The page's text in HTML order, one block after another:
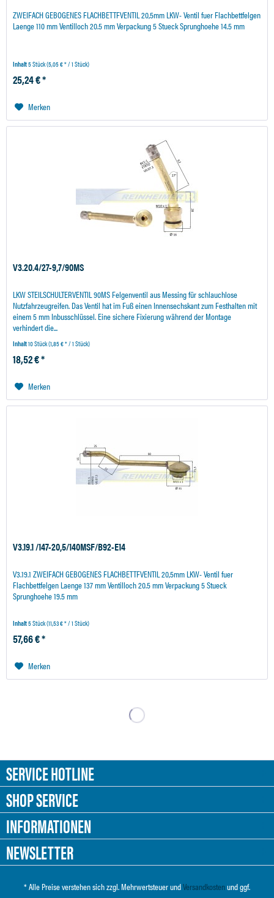
ZWEIFACH GEBOGENES FLACHBETTFVENTIL 20,5mm LKW- Ventil fuer Flachbettfelgen
Laenge 110 mm Ventilloch 20.5 mm Verpackung 5 Stueck Sprunghoehe 14.5 mm
Inhalt5 Stück(5,05 € * / 1 Stück)
25,24 € *
Merken
V3.20.4/27-9,7/90MS
LKW STEILSCHULTERVENTIL 90MS Felgenventil aus Messing für schlauchlose
Nutzfahrzeugreifen. Das Ventil hat im Fuß einen Innensechskant zum Festhalten mit
einem 5 mm Inbusschlüssel. Eine sichere Fixierung während der Montage
verhindert die...
Inhalt10 Stück(1,85 € * / 1 Stück)
18,52 € *
Merken
V3.19.1 /147-20,5/140MSF/B92-E14
V3.19.1 ZWEIFACH GEBOGENES FLACHBETTFVENTIL 20,5mm LKW- Ventil fuer
Flachbettfelgen Laenge 137 mm Ventilloch 20.5 mm Verpackung 5 Stueck
Sprunghoehe 19.5 mm
Inhalt5 Stück(11,53 € * / 1 Stück)
57,66 € *
Merken
SERVICE HOTLINE
SHOP SERVICE
INFORMATIONEN
NEWSLETTER
* Alle Preise verstehen sich zzgl. Mehrwertsteuer undVersandkostenund ggf.